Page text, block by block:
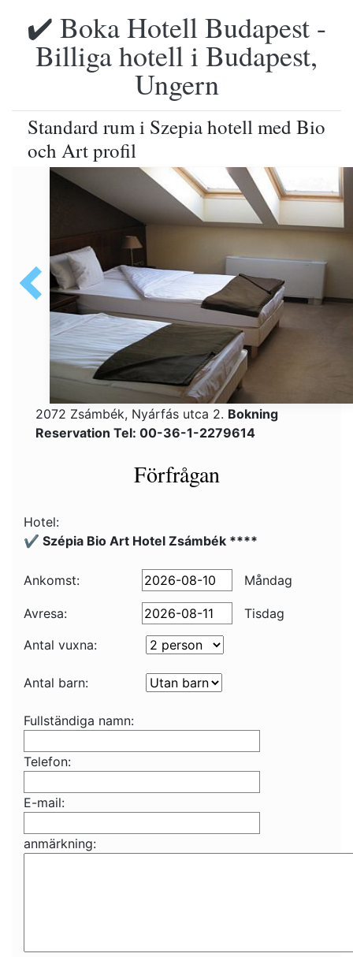
✔️ Boka Hotell Budapest -
Billiga hotell i Budapest,
Ungern
Standard rum i Szepia hotell med Bio
och Art profil
2072 Zsámbék, Nyárfás utca 2. Bokning
Reservation Tel: 00-36-1-2279614
Förfrågan
Hotel:
✔️ Szépia Bio Art Hotel Zsámbék ****
Ankomst: Måndag
Avresa:
Tisdag
Antal vuxna:
Antal barn:
Fullständiga namn:
Telefon:
E-mail:
anmärkning: